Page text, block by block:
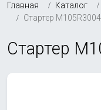
Главная Каталог
Стартер
Стартер